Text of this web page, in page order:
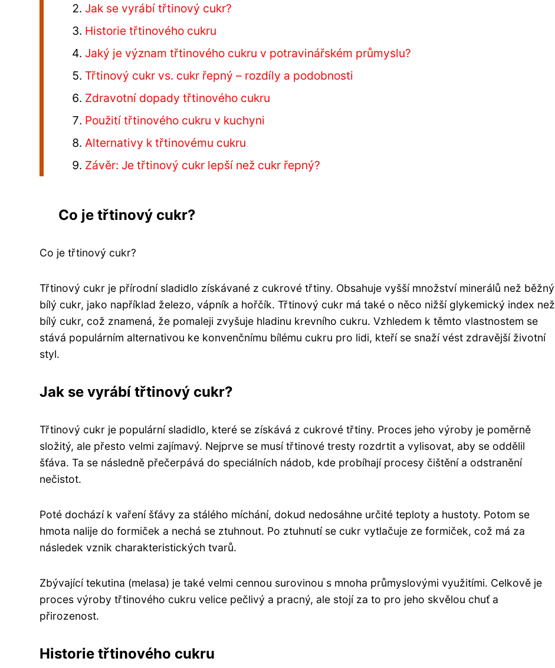
Jak se vyrábí třtinový cukr?
Historie třtinového cukru
Jaký je význam třtinového cukru v potravinářském průmyslu?
Třtinový cukr vs. cukr řepný – rozdíly a podobnosti
Zdravotní dopady třtinového cukru
Použití třtinového cukru v kuchyni
Alternativy k třtinovému cukru
Závěr: Je třtinový cukr lepší než cukr řepný?
Co je třtinový cukr?
Co je třtinový cukr?
Třtinový cukr je přírodní sladidlo získávané z cukrové třtiny. Obsahuje vyšší množství minerálů než běžný
bílý cukr, jako například železo, vápník a hořčík. Třtinový cukr má také o něco nižší glykemický index než
bílý cukr, což znamená, že pomaleji zvyšuje hladinu krevního cukru. Vzhledem k těmto vlastnostem se
stává populárním alternativou ke konvenčnímu bílému cukru pro lidi, kteří se snaží vést zdravější životní
styl.
Jak se vyrábí třtinový cukr?
Třtinový cukr je populární sladidlo, které se získává z cukrové třtiny. Proces jeho výroby je poměrně
složitý, ale přesto velmi zajímavý. Nejprve se musí třtinové tresty rozdrtit a vylisovat, aby se oddělil
šťáva. Ta se následně přečerpává do speciálních nádob, kde probíhají procesy čištění a odstranění
nečistot.
Poté dochází k vaření šťávy za stálého míchání, dokud nedosáhne určité teploty a hustoty. Potom se
hmota nalije do formiček a nechá se ztuhnout. Po ztuhnutí se cukr vytlačuje ze formiček, což má za
následek vznik charakteristických tvarů.
Zbývající tekutina (melasa) je také velmi cennou surovinou s mnoha průmyslovými využitími. Celkově je
proces výroby třtinového cukru velice pečlivý a pracný, ale stojí za to pro jeho skvělou chuť a
přirozenost.
Historie třtinového cukru